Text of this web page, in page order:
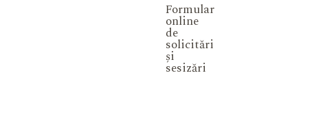
Formular
online
de
solicitări
și
sesizări